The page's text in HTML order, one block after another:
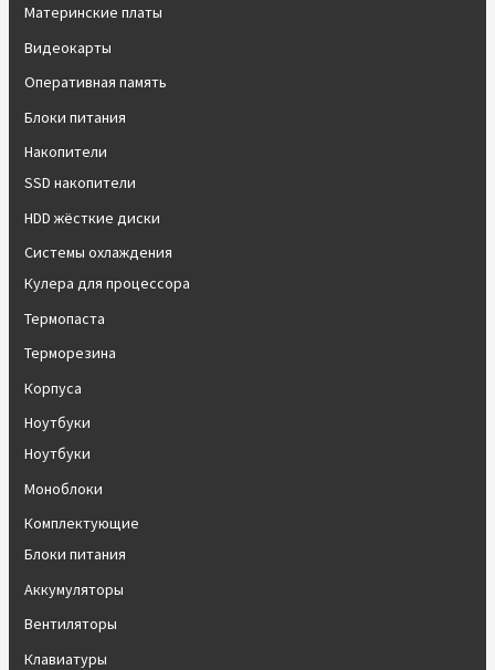
Материнские платы
Видеокарты
Оперативная память
Блоки питания
Накопители
SSD накопители
HDD жёсткие диски
Системы охлаждения
Кулера для процессора
Термопаста
Терморезина
Корпуса
Ноутбуки
Ноутбуки
Моноблоки
Комплектующие
Блоки питания
Аккумуляторы
Вентиляторы
Клавиатуры